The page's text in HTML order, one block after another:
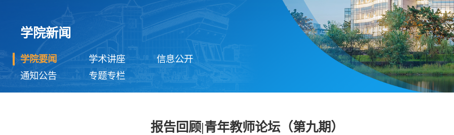
学院新闻
学院要闻 学术讲座
信息公开
通知公告
专题专栏
报告回顾|青年教师论坛（第九期）